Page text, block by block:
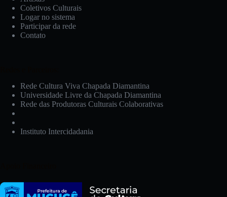
Coletivos Culturais
Logar no sistema
Participar da rede
Contato
Rede Cultura Viva Chapada Diamantina
Universidade Livre da Chapada Diamantina
Rede das Produtoras Culturais Colaborativas
Instituto Intercidadania